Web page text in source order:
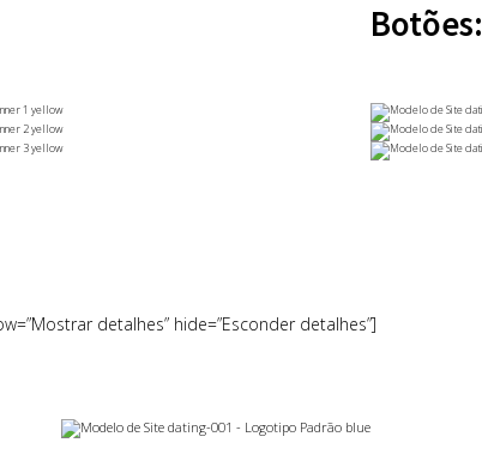
Botões:
detalhes” hide=”Esconder detalhes”]